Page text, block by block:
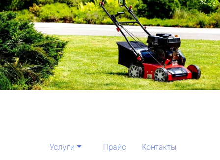
Услуги Прайс Контакты